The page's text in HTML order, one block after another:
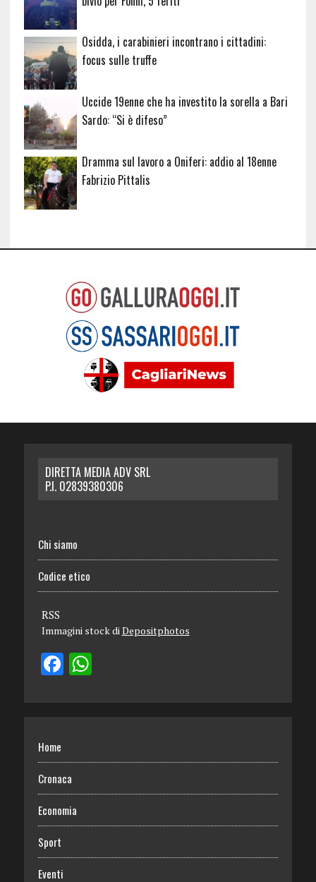
Osidda, i carabinieri incontrano i cittadini:
focus sulle truffe
Uccide 19enne che ha investito la sorella a Bari
Sardo: “Si è difeso”
Dramma sul lavoro a Oniferi: addio al 18enne
Fabrizio Pittalis
DIRETTA MEDIA ADV SRL
P.I. 02839380306
Chi siamo
Codice etico
RSS
Immagini stock di Depositphotos
Home
Cronaca
Economia
Sport
Eventi